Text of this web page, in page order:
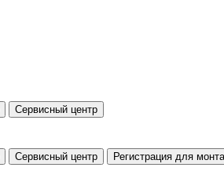
Сервисный центр
Сервисный центр